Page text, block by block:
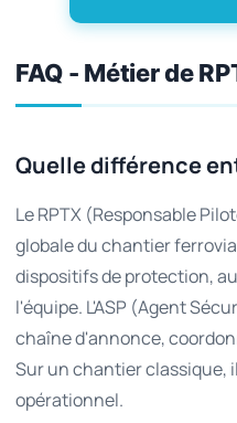
FAQ - Métier de
Quelle différence
Le RPTX (Responsable
globale du chantier
dispositifs de protection,
l'équipe. L'ASP (Agent
chaîne d'annonce,
Sur un chantier classique,
opérationnel.